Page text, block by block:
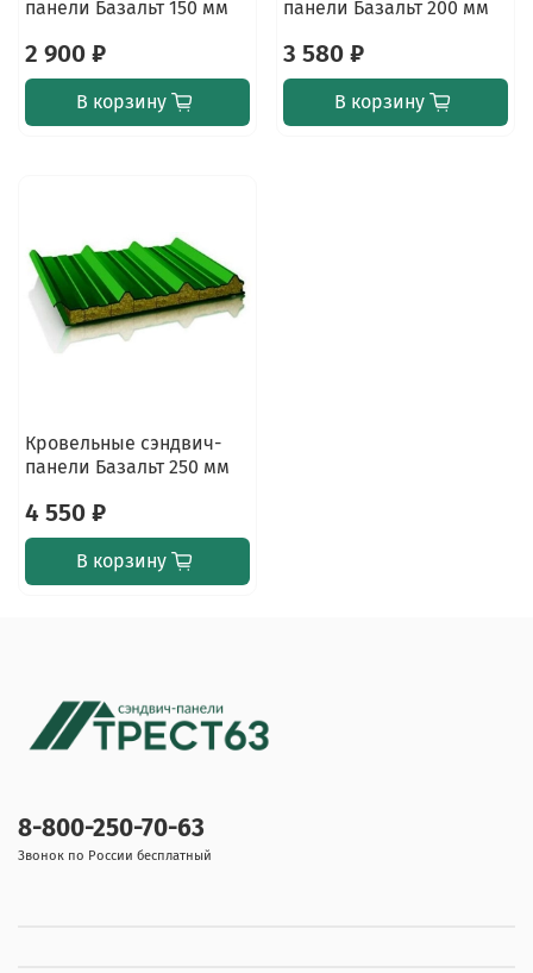
панели Базальт 150 мм
2 900 ₽
В корзину
панели Базальт 200 мм
3 580 ₽
В корзину
Кровельные сэндвич-
панели Базальт 250 мм
4 550 ₽
В корзину
8-800-250-70-63
Звонок по России бесплатный